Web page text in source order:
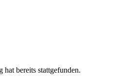
hat bereits stattgefunden.